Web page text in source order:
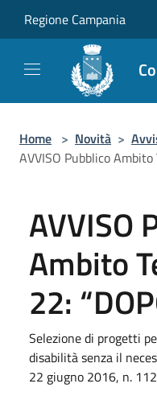
Regione Campania
Home > Novità >
AVVISO Pubblico
AVVISO
Ambito
22:
Selezione di progetti
disabilità senza il
22 giugno 2016, n.